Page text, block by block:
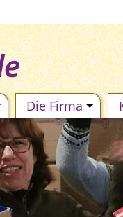
Die Firma